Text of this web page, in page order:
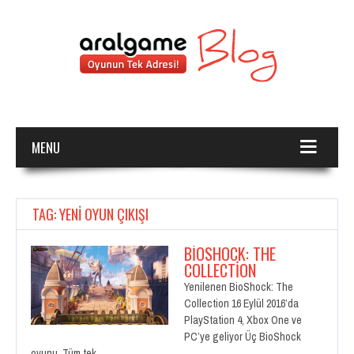
MENU
TAG: YENI OYUN ÇIKIŞI
BIOSHOCK: THE
COLLECTION
Yenilenen BioShock: The
Collection 16 Eylül 2016’da
PlayStation 4, Xbox One ve
PC’ye geliyor Üç BioShock